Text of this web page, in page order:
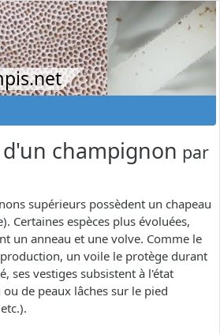
champignon par
supérieurs possèdent un chapeau
Certaines espèces plus évoluées,
un anneau et une volve. Comme le
un voile le protège durant
ses vestiges subsistent à l'état
de peaux lâches sur le pied